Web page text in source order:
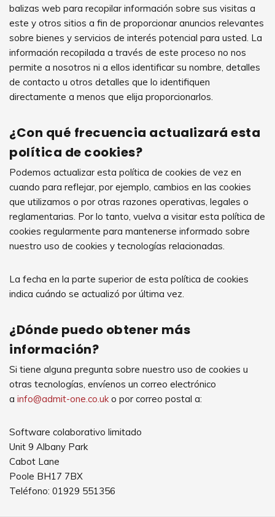
balizas web para recopilar información sobre sus visitas a
este y otros sitios a fin de proporcionar anuncios relevantes
sobre bienes y servicios de interés potencial para usted. La
información recopilada a través de este proceso no nos
permite a nosotros ni a ellos identificar su nombre, detalles
de contacto u otros detalles que lo identifiquen
directamente a menos que elija proporcionarlos.
¿Con qué frecuencia actualizará esta
política de cookies?
Podemos actualizar esta política de cookies de vez en
cuando para reflejar, por ejemplo, cambios en las cookies
que utilizamos o por otras razones operativas, legales o
reglamentarias. Por lo tanto, vuelva a visitar esta política de
cookies regularmente para mantenerse informado sobre
nuestro uso de cookies y tecnologías relacionadas.
La fecha en la parte superior de esta política de cookies
indica cuándo se actualizó por última vez.
¿Dónde puedo obtener más
información?
Si tiene alguna pregunta sobre nuestro uso de cookies u
otras tecnologías, envíenos un correo electrónico
a info@admit-one.co.uko por correo postal a:
Software colaborativo limitado
Unit 9 Albany Park
Cabot Lane
Poole BH17 7BX
Teléfono: 01929 551356